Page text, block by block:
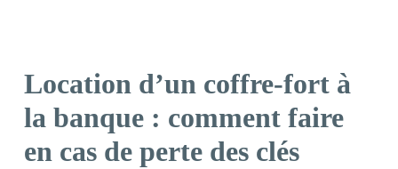
Location d’un coffre-fort à
la banque : comment faire
en cas de perte des clés